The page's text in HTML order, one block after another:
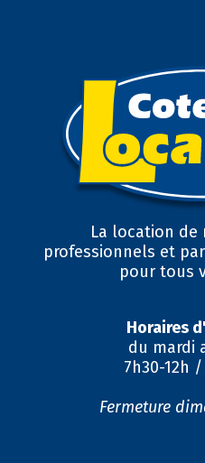
La location
professionnels et
pour tous
Horaires
du mardi
7h30-12h /
Fermeture